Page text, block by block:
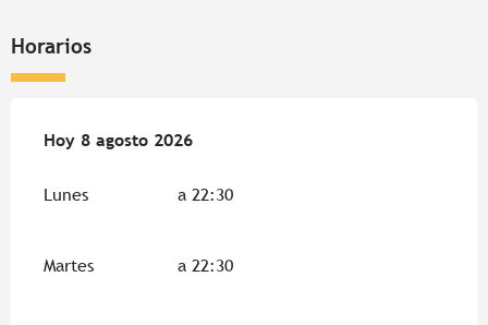
Horarios
Del29 julio 2026al
Hoy 8 agosto 2026
Lunes a 22:30
Martes a 22:30